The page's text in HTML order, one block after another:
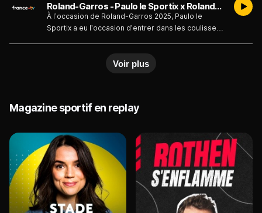
numérique : des moments passionnants au cœur
du tournoi de la porte d’Auteuil !
Roland-Garros - Paulo le Sportix x Roland-Garros - Paulo le Sportix x Roland-Garros : Anecdotes - Émission du mardi 3 juin 2025
À l’occasion de Roland-Garros 2025, Paulo le
Sportix a eu l’occasion d’entrer dans les coulisses
plateaux, échange avec les consultants et les
présentateurs mais aussi découverte de la chaîne
numérique : des moments passionnants au cœur
Voir plus
Magazine sportif en replay